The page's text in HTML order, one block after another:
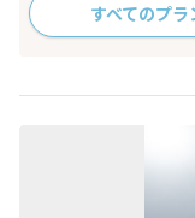
すべてのプラ